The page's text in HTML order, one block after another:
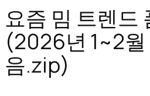
로
바
로
가
요즘 밈 트렌드
(2026년 1~2월
음.zip)